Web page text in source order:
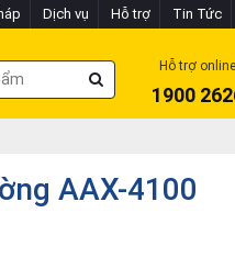
Dịch vụ Hỗ trợ Tin Tức
Hỗ trợ online
1900
AAX-4100